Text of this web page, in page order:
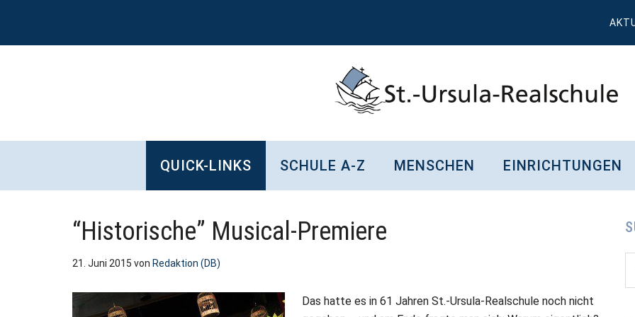
springen
secondary
springen
springen
St.
Ursula
Realschule
Attendorn
Persönlichkeit,
QUICK-LINKS SCHULE A-Z MENSCHEN EINRICHTUNGEN
“Historische” Musical-Premiere
21. Juni 2015 von Redaktion (DB)
Das hatte es in 61 Jahren St.-Ursula-Realschule noch nicht